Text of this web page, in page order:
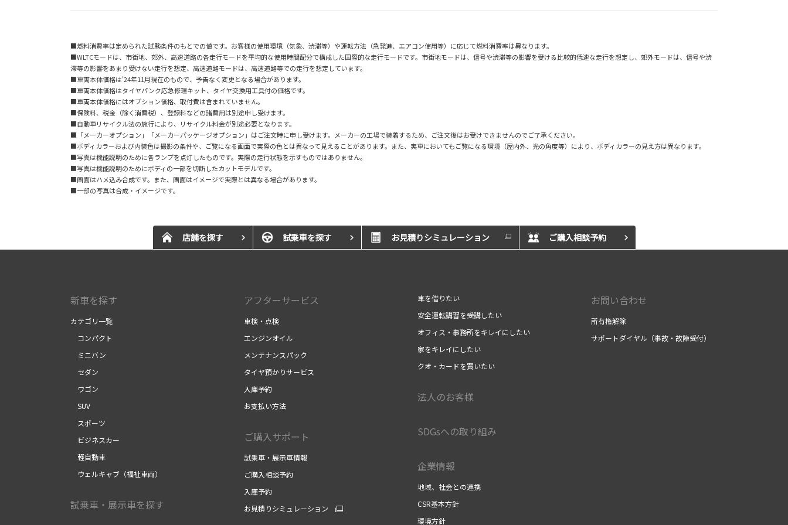
■燃料消費率は定められた試験条件のもとでの値です。お客様の使用環境（気象、渋滞等）や運転方法（急発進、エアコン使用等）に応じて燃料消費率は異なります。
■WLTCモードは、市街地、郊外、高速道路の各走行モードを平均的な使用時間配分で構成した国際的な走行モードです。市街地モードは、信号や渋滞等の影響を受ける比較的低速な走行を想定し、郊外モードは、信号や渋
滞等の影響をあまり受けない走行を想定、高速道路モードは、高速道路等での走行を想定しています。
■車両本体価格は'24年11月現在のもので、予告なく変更となる場合があります。
■車両本体価格はタイヤパンク応急修理キット、タイヤ交換用工具付の価格です。
■車両本体価格にはオプション価格、取付費は含まれていません。
■保険料、税金（除く消費税）、登録料などの諸費用は別途申し受けます。
■自動車リサイクル法の施行により、リサイクル料金が別途必要となります。
■「メーカーオプション」「メーカーパッケージオプション」はご注文時に申し受けます。メーカーの工場で装着するため、ご注文後はお受けできませんのでご了承ください。
■ボディカラーおよび内装色は撮影の条件や、ご覧になる画面で実際の色とは異なって見えることがあります。また、実車においてもご覧になる環境（屋内外、光の角度等）により、ボディカラーの見え方は異なります。
■写真は機能説明のために各ランプを点灯したものです。実際の走行状態を示すものではありません。
■写真は機能説明のためにボディの一部を切断したカットモデルです。
■画面はハメ込み合成です。また、画面はイメージで実際とは異なる場合があります。
■一部の写真は合成・イメージです。
店舗を探す 試乗車を探す お見積りシミュレーション ご購入相談予約
新車を探す
カテゴリ一覧
コンパクト
ミニバン
セダン
ワゴン
SUV
スポーツ
ビジネスカー
軽自動車
ウェルキャブ（福祉車両）
試乗車・展示車を探す
アフターサービス
車検・点検
エンジンオイル
メンテナンスパック
タイヤ預かりサービス
入庫予約
お支払い方法
ご購入サポート
試乗車・展示車情報
ご購入相談予約
入庫予約
お見積りシミュレーション
車を借りたい
安全運転講習を受講したい
オフィス・事務所をキレイにしたい
家をキレイにしたい
クオ・カードを買いたい
法人のお客様
SDGsへの取り組み
企業情報
地域、社会との連携
CSR基本方針
環境方針
お問い合わせ
所有権解除
サポートダイヤル（事故・故障受付）